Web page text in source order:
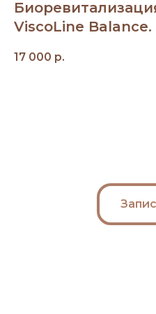
ViscoLine Balance.
17 000 р.